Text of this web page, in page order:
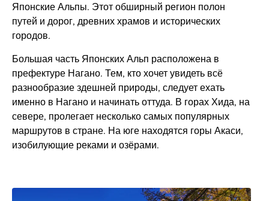
Японские Альпы. Этот обширный регион полон
путей и дорог, древних храмов и исторических
городов.
Большая часть Японских Альп расположена в
префектуре Нагано. Тем, кто хочет увидеть всё
разнообразие здешней природы, следует ехать
именно в Нагано и начинать оттуда. В горах Хида, на
севере, пролегает несколько самых популярных
маршрутов в стране. На юге находятся горы Акаси,
изобилующие реками и озёрами.